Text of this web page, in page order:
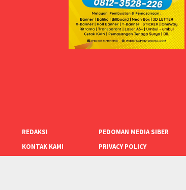
REDAKSI
PEDOMAN MEDIA SIBER
KONTAK KAMI PRIVACY POLICY